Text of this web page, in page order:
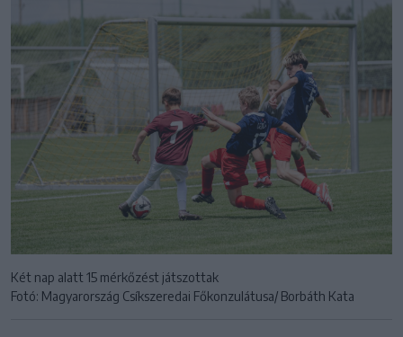
Két nap alatt 15 mérkőzést játszottak
Fotó: Magyarország Csíkszeredai Főkonzulátusa/ Borbáth Kata